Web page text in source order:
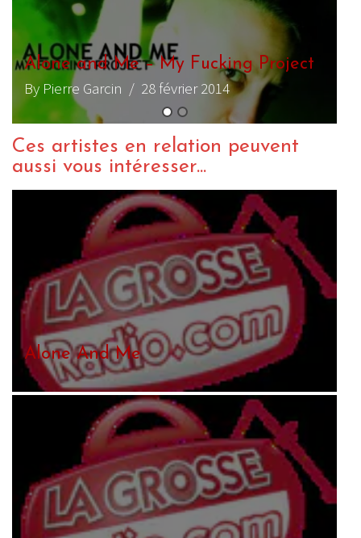
Alone and Me – One Shot # 2
By Pierre Garcin/ 21 juin 2016
Ces artistes en relation peuvent
aussi vous intéresser...
Alone And Me